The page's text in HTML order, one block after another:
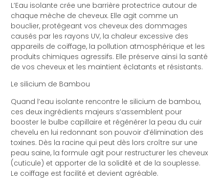
L’Eau isolante crée une barrière protectrice autour de
chaque mèche de cheveux. Elle agit comme un
bouclier, protégeant vos cheveux des dommages
causés par les rayons UV, la chaleur excessive des
appareils de coiffage, la pollution atmosphérique et les
produits chimiques agressifs. Elle préserve ainsi la santé
de vos cheveux et les maintient éclatants et résistants.
Le silicium de Bambou
Quand l’eau isolante rencontre le silicium de bambou,
ces deux ingrédients majeurs s’assemblent pour
booster le bulbe capillaire et régénérer la peau du cuir
chevelu en lui redonnant son pouvoir d’élimination des
toxines. Dès la racine qui peut dès lors croître sur une
peau saine, la formule agit pour restructurer les cheveux
(cuticule) et apporter de la solidité et de la souplesse.
Le coiffage est facilité et devient agréable.